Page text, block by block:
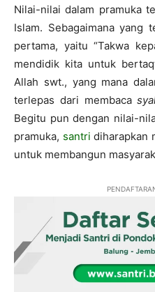
Nilai-nilai dalam pramuka
Islam. Sebagaimana yang
pertama, yaitu “Takwa
mendidik kita untuk
Allah swt., yang mana
terlepas dari membaca
Begitu pun dengan nilai-
pramuka, santri diharapkan
untuk membangun